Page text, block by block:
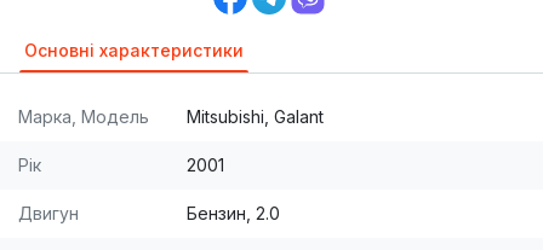
Основні характеристики
Марка, Модель Mitsubishi, Galant
Рік 2001
Двигун Бензин, 2.0